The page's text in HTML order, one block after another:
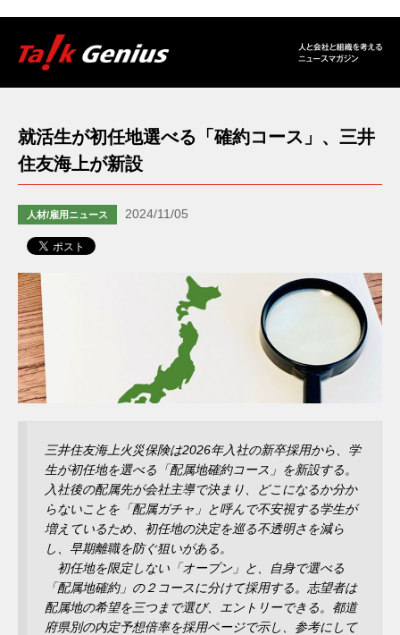
就活生が初任地選べる「確約コース」、三井
住友海上が新設
人材/雇用ニュース 2024/11/05
三井住友海上火災保険は2026年入社の新卒採用から、学
生が初任地を選べる「配属地確約コース」を新設する。
入社後の配属先が会社主導で決まり、どこになるか分か
らないことを「配属ガチャ」と呼んで不安視する学生が
増えているため、初任地の決定を巡る不透明さを減ら
し、早期離職を防ぐ狙いがある。
初任地を限定しない「オープン」と、自身で選べる
「配属地確約」の２コースに分けて採用する。志望者は
配属地の希望を三つまで選び、エントリーできる。都道
府県別の内定予想倍率を採用ページで示し、参考にして